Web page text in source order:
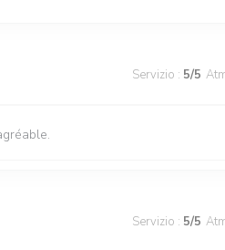
Servizio : 5/5
Servizio : 5/5